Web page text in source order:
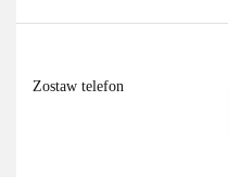
Zostaw telefon